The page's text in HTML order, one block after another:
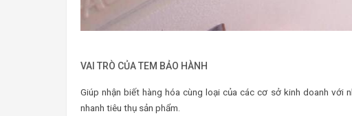
VAI TRÒ CỦA TEM BẢO HÀNH
Giúp nhận biết hàng hóa cùng loại của các cơ sở kinh doanh với
nhanh tiêu thụ sản phẩm.